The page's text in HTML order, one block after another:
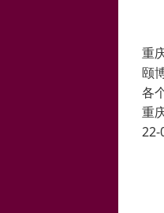
重
颐
各
重
22-